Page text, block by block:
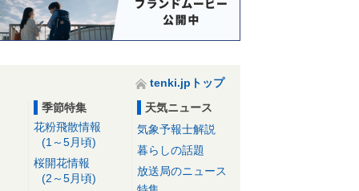
tenki.jpトップ
季節特集
花粉飛散情報
(1～5月頃)
桜開花情報
(2～5月頃)
天気ニュース
気象予報士解説
暮らしの話題
放送局のニュース